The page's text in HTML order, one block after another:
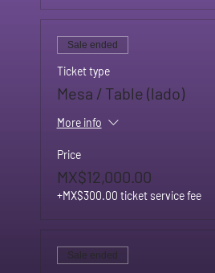
Sale ended
Ticket type
Mesa / Table (lado)
More info
Price
MX$12,000.00
+MX$300.00 ticket service fee
Sale ended